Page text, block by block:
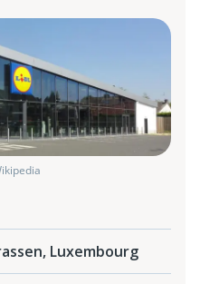
Luxembourg